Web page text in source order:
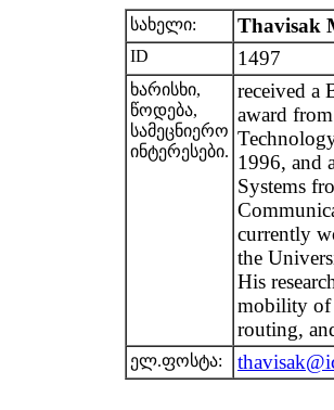
სახელი: Thavisak
ID 1497
ხარისხი,
წოდება,
სამეცნიერო
ინტერესები.
received a
award
1996, and
Systems
currently
the
His
mobility of
routing,
ელ.ფოსტა: